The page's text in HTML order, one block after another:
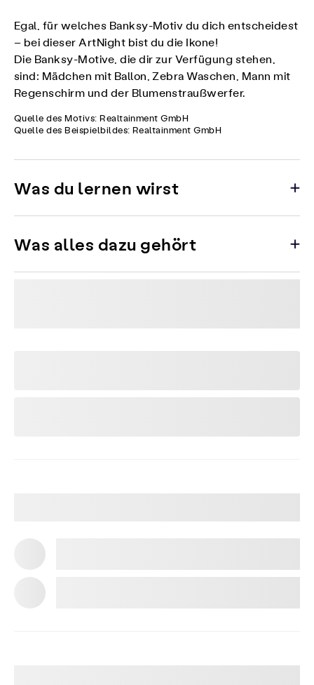
Egal, für welches Banksy-Motiv du dich entscheidest
– bei dieser ArtNight bist du die Ikone!
Die Banksy-Motive, die dir zur Verfügung stehen,
sind: Mädchen mit Ballon, Zebra Waschen, Mann mit
Regenschirm und der Blumenstraußwerfer.
Quelle des Motivs: Realtainment GmbH
Quelle des Beispielbildes: Realtainment GmbH
Was du lernen wirst
Was alles dazu gehört